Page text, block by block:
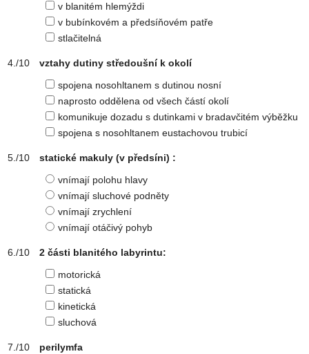
v blanitém hlemýždi
v bubínkovém a předsíňovém patře
stlačitelná
vztahy dutiny středoušní k okolí
spojena nosohltanem s dutinou nosní
naprosto oddělena od všech částí okolí
komunikuje dozadu s dutinkami v bradavčitém výběžku
spojena s nosohltanem eustachovou trubicí
statické makuly (v předsíni) :
vnímají polohu hlavy
vnímají sluchové podněty
vnímají zrychlení
vnímají otáčivý pohyb
2 části blanitého labyrintu:
motorická
statická
kinetická
sluchová
perilymfa